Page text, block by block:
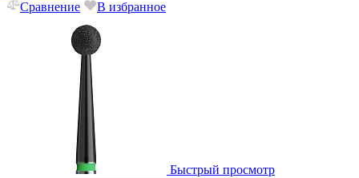
Сравнение
В избранное
Быстрый просмотр